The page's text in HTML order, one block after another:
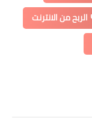
الربح من الانترنت